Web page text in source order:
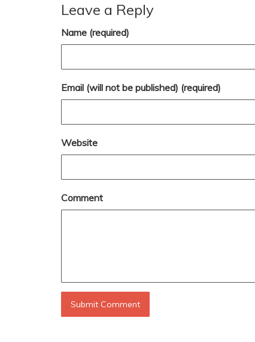
Leave a Reply
Name (required)
Email (will not be published) (required)
Website
Comment